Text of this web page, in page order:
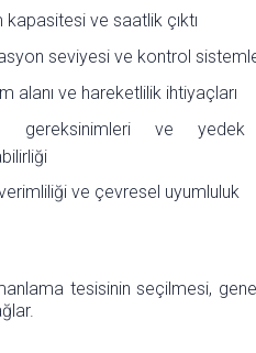
kapasitesi ve saatlik çıktı
seviyesi ve kontrol
alanı ve hareketlilik ihtiyaçları
gereksinimleri ve
ve çevresel uyumluluk
tesisinin seçilmesi,